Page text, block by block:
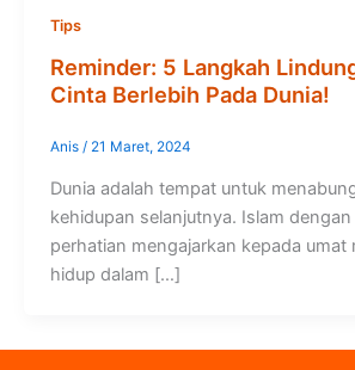
Tips
Reminder: 5 Langkah
Cinta Berlebih Pada Dunia!
Anis / 21 Maret, 2024
Dunia adalah tempat untuk
kehidupan selanjutnya. Islam
perhatian mengajarkan kepada umat
hidup dalam […]